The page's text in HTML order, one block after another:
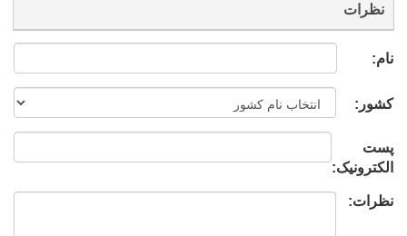
نظرات
نام:
کشور:
پست
الکترونیک:
نظرات: